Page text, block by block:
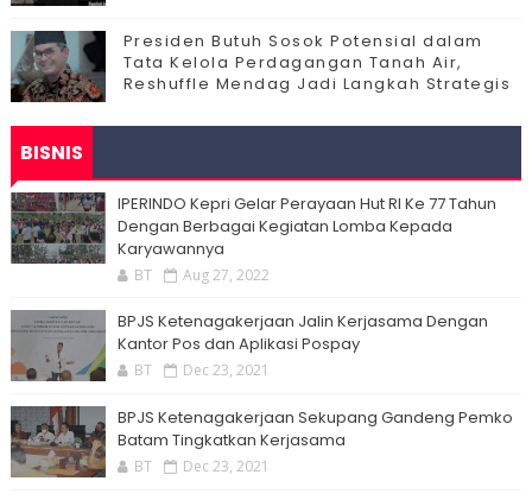
Presiden Butuh Sosok Potensial dalam
Tata Kelola Perdagangan Tanah Air,
Reshuffle Mendag Jadi Langkah Strategis
BISNIS
IPERINDO Kepri Gelar Perayaan Hut RI Ke 77 Tahun
Dengan Berbagai Kegiatan Lomba Kepada
Karyawannya
BT Aug 27, 2022
BPJS Ketenagakerjaan Jalin Kerjasama Dengan
Kantor Pos dan Aplikasi Pospay
BT Dec 23, 2021
BPJS Ketenagakerjaan Sekupang Gandeng Pemko
Batam Tingkatkan Kerjasama
BT Dec 23, 2021